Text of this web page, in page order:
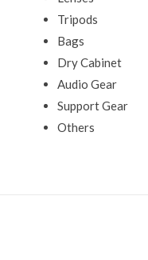
Tripods
Bags
Dry Cabinet
Audio Gear
Support Gear
Others